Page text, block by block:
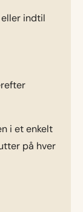
indtil
i et enkelt
på hver